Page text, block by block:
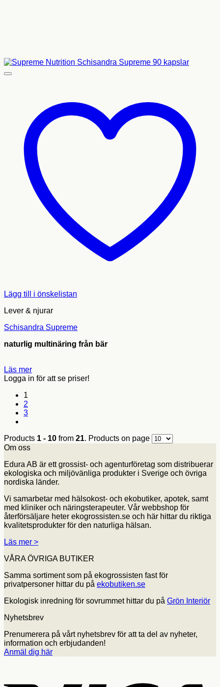
Lägg till i önskelistan
Lever & njurar
Schisandra Supreme
naturlig multinäring från bär
Läs mer
Logga in för att se priser!
1
2
3
Products 1 - 10 from 21. Products on page
Om oss
Edura AB är ett grossist- och agenturföretag som distribuerar
ekologiska och miljövänliga produkter i Sverige och övriga
nordiska länder.
Vi samarbetar med hälsokost- och ekobutiker, apotek, samt
med kliniker och näringsterapeuter. Vår webbshop för
återförsäljare heter ekogrossisten.se och här hittar du riktiga
kvalitetsprodukter för den naturliga hälsan.
Läs mer >
VÅRA ÖVRIGA BUTIKER
Samma sortiment som på ekogrossisten fast för
privatpersoner hittar du på ekobutiken.se
Ekologisk inredning för sovrummet hittar du på Grön Interiör
Nyhetsbrev
Prenumerera på vårt nyhetsbrev för att ta del av nyheter,
information och erbjudanden!
Anmäl dig här